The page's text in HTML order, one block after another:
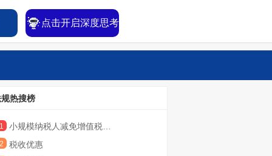
点击开启深度思考
热搜榜
1 小规模纳税人减免增值税政策
2 税收优惠